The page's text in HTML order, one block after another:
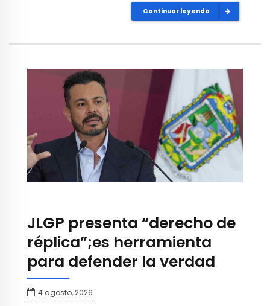
Continuar leyendo
JLGP presenta “derecho de
réplica”;es herramienta
para defender la verdad
4 agosto, 2026